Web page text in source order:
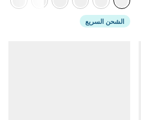
الشحن السريع